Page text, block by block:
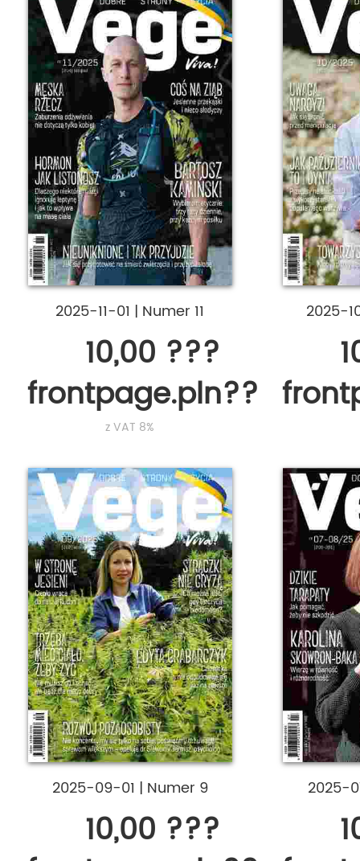
2025-11-01 | Numer 11
10,00 ???
frontpage.pln???
z VAT 8%
2025-
2025-09-01 | Numer 9
10,00 ???
2025-